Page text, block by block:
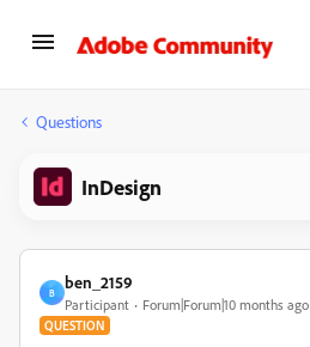
Questions
InDesign
B
ben_2159
Participant Forum|Forum|10 months ago
QUESTION